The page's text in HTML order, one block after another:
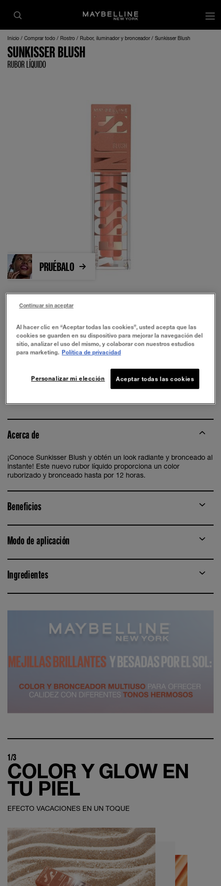
Inicio Comprar todo Rostro Rubor, iluminador y bronceador Sunkisser Blush
SUNKISSER BLUSH
RUBOR LÍQUIDO
PRUÉBALO
COMPRAR AHORA
Acerca de
¡Conoce Sunkisser Blush y obtén un look radiante y bronceado al
instante! Este nuevo rubor líquido proporciona un color
ruborizado y bronceado hasta por 12 horas.
Beneficios
Modo de aplicación
Ingredientes
1/3
COLOR Y GLOW EN
TU PIEL
EFECTO VACACIONES EN UN TOQUE
Al hacer clic en “Aceptar todas las cookies”, usted acepta que las
cookies se guarden en su dispositivo para mejorar la navegación del
sitio, analizar el uso del mismo, y colaborar con nuestros estudios
para marketing. Política de privacidad
Aceptar todas las cookies
Personalizar mi elección
Continuar sin aceptar